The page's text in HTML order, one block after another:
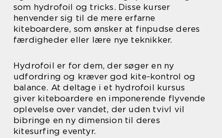
som hydrofoil og tricks. Disse kurser
henvender sig til de mere erfarne
kiteboardere, som ønsker at finpudse deres
færdigheder eller lære nye teknikker.
Hydrofoil er for dem, der søger en ny
udfordring og kræver god kite-kontrol og
balance. At deltage i et hydrofoil kursus
giver kiteboardere en imponerende flyvende
oplevelse over vandet, der uden tvivl vil
bibringe en ny dimension til deres
kitesurfing eventyr.